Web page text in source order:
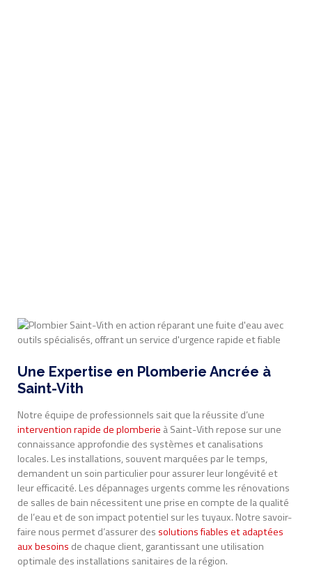
Une Expertise en Plomberie Ancrée à
Saint-Vith
Notre équipe de professionnels sait que la réussite d’une
intervention rapide de plomberie à Saint-Vith repose sur une
connaissance approfondie des systèmes et canalisations
locales. Les installations, souvent marquées par le temps,
demandent un soin particulier pour assurer leur longévité et
leur efficacité. Les dépannages urgents comme les rénovations
de salles de bain nécessitent une prise en compte de la qualité
de l’eau et de son impact potentiel sur les tuyaux. Notre savoir-
faire nous permet d’assurer des solutions fiables et adaptées
aux besoins de chaque client, garantissant une utilisation
optimale des installations sanitaires de la région.